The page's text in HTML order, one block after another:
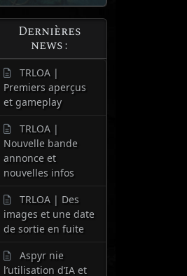
Dernières
news :
TRLOA |
Premiers aperçus
et gameplay
TRLOA |
Nouvelle bande
annonce et
nouvelles infos
TRLOA | Des
images et une date
de sortie en fuite
Aspyr nie
l’utilisation d’IA et